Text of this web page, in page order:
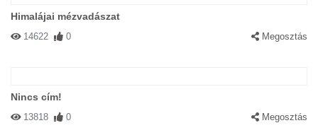
Himalájai mézvadászat
14622 0 Megosztás
Nincs cím!
13818 0 Megosztás